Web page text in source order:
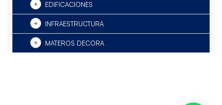
EDIFICACIONES
INFRAESTRUCTURA
MATEROS DECORA